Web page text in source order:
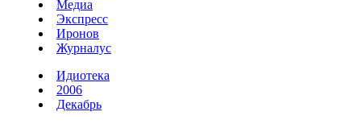
Медиа
Экспресс
Иронов
Журналус
Идиотека
2006
Декабрь